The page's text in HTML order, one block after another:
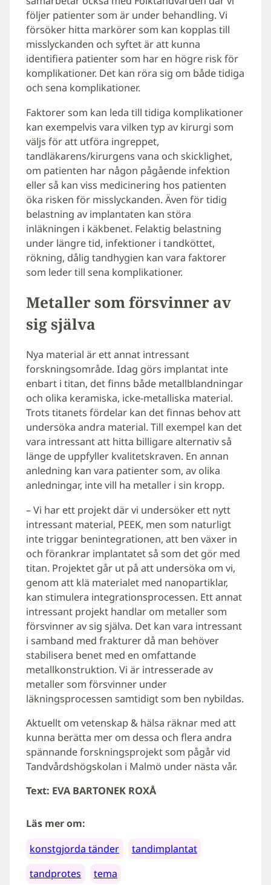
följer patienter som är under behandling. Vi
försöker hitta markörer som kan kopplas till
misslyckanden och syftet är att kunna
identifiera patienter som har en högre risk för
komplikationer. Det kan röra sig om både tidiga
och sena komplikationer.
Faktorer som kan leda till tidiga komplikationer
kan exempelvis vara vilken typ av kirurgi som
väljs för att utföra ingreppet,
tandläkarens/kirurgens vana och skicklighet,
om patienten har någon pågående infektion
eller så kan viss medicinering hos patienten
öka risken för misslyckanden. Även för tidig
belastning av implantaten kan störa
inläkningen i käkbenet. Felaktig belastning
under längre tid, infektioner i tandköttet,
rökning, dålig tandhygien kan vara faktorer
som leder till sena komplikationer.
Metaller som försvinner av
sig själva
Nya material är ett annat intressant
forskningsområde. Idag görs implantat inte
enbart i titan, det finns både metallblandningar
och olika keramiska, icke-metalliska material.
Trots titanets fördelar kan det finnas behov att
undersöka andra material. Till exempel kan det
vara intressant att hitta billigare alternativ så
länge de uppfyller kvalitetskraven. En annan
anledning kan vara patienter som, av olika
anledningar, inte vill ha metaller i sin kropp.
– Vi har ett projekt där vi undersöker ett nytt
intressant material, PEEK, men som naturligt
inte triggar benintegrationen, att ben växer in
och förankrar implantatet så som det gör med
titan. Projektet går ut på att undersöka om vi,
genom att klä materialet med nanopartiklar,
kan stimulera integrationsprocessen. Ett annat
intressant projekt handlar om metaller som
försvinner av sig själva. Det kan vara intressant
i samband med frakturer då man behöver
stabilisera benet med en omfattande
metallkonstruktion. Vi är intresserade av
metaller som försvinner under
läkningsprocessen samtidigt som ben nybildas.
Aktuellt om vetenskap & hälsa räknar med att
kunna berätta mer om dessa och flera andra
spännande forskningsprojekt som pågår vid
Tandvårdshögskolan i Malmö under nästa vår.
Text: EVA BARTONEK ROXÅ
Läs mer om:
konstgjorda tänder
tandimplantat
tandprotes
tema